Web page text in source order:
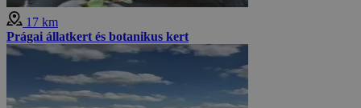
17 km
Prágai állatkert és botanikus kert